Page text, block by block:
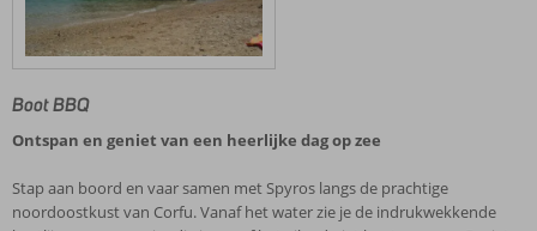
Boot BBQ
Ontspan en geniet van een heerlijke dag op zee
Stap aan boord en vaar samen met Spyros langs de prachtige
noordoostkust van Corfu. Vanaf het water zie je de indrukwekkende